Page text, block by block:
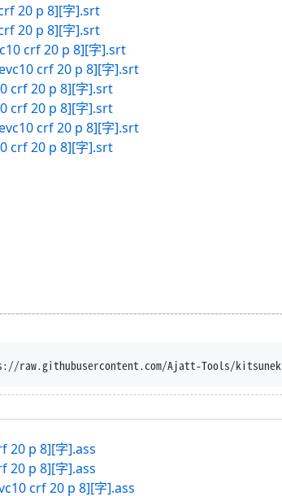
20 p 8][字].srt
20 p 8][字].srt
crf 20 p 8][字].srt
crf 20 p 8][字].srt
crf 20 p 8][字].srt
crf 20 p 8][字].srt
crf 20 p 8][字].srt
crf 20 p 8][字].srt
Tools/kitsunekko-mirror/refs/heads/main/subtitles/
20 p 8][字].ass
20 p 8][字].ass
crf 20 p 8][字].ass